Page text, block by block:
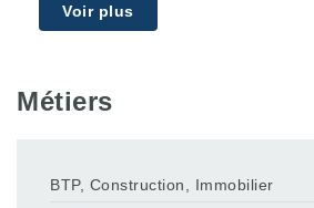
Voir plus
Métiers
BTP, Construction, Immobilier